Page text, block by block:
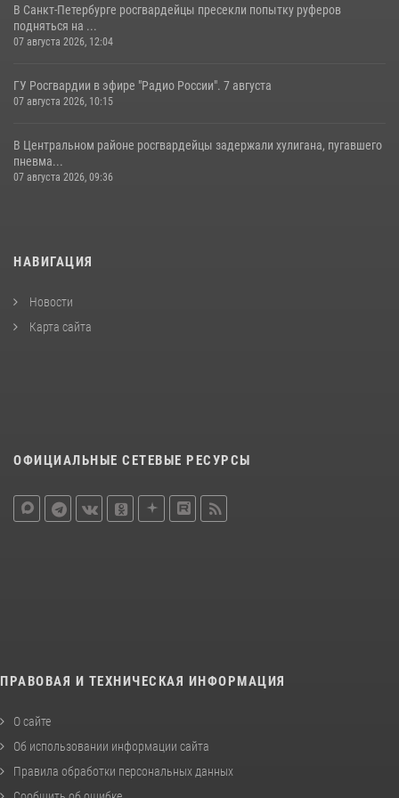
В Санкт-Петербурге росгвардейцы пресекли попытку руферов
подняться на ...
07 августа 2026, 12:04
ГУ Росгвардии в эфире "Радио России". 7 августа
07 августа 2026, 10:15
В Центральном районе росгвардейцы задержали хулигана, пугавшего
пневма...
07 августа 2026, 09:36
НАВИГАЦИЯ
Новости
Карта сайта
ОФИЦИАЛЬНЫЕ СЕТЕВЫЕ РЕСУРСЫ
ПРАВОВАЯ И ТЕХНИЧЕСКАЯ ИНФОРМАЦИЯ
О сайте
Об использовании информации сайта
Правила обработки персональных данных